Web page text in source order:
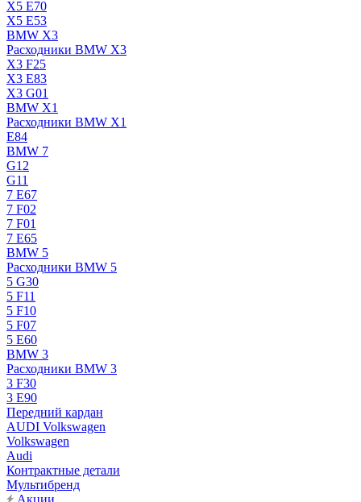
X5 E70
X5 E53
BMW X3
Расходники BMW X3
X3 F25
X3 E83
X3 G01
BMW X1
Расходники BMW X1
E84
BMW 7
G12
G11
7 Е67
7 F02
7 F01
7 E65
BMW 5
Расходники BMW 5
5 G30
5 F11
5 F10
5 F07
5 E60
BMW 3
Расходники BMW 3
3 F30
3 E90
Передний кардан
AUDI Volkswagen
Volkswagen
Audi
Контрактные детали
Мультибренд
Акции